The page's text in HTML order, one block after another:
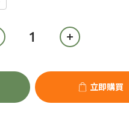
立即購買